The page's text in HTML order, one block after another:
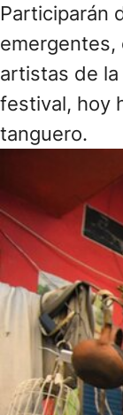
Participarán
emergentes,
artistas de la
festival, hoy
tanguero.